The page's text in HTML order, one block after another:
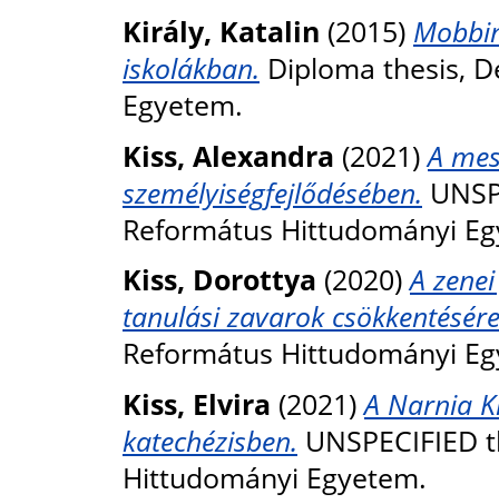
Király, Katalin (2015)
iskolákban. Diploma thesis,
Egyetem.
Kiss, Alexandra (2021)A
személyiségfejlődésében.
Református Hittudományi
Kiss, Dorottya (2020)A
tanulási zavarok
Református Hittudományi
Kiss, Elvira (2021)A Narnia
katechézisben.
Hittudományi Egyetem.